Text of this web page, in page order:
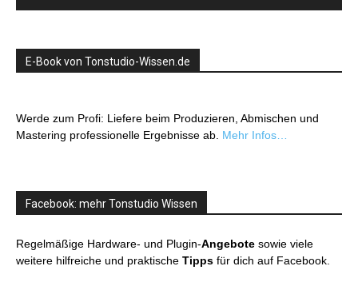
E-Book von Tonstudio-Wissen.de
Werde zum Profi: Liefere beim Produzieren, Abmischen und
Mastering professionelle Ergebnisse ab. Mehr Infos…
Facebook: mehr Tonstudio Wissen
Regelmäßige Hardware- und Plugin-Angebote sowie viele
weitere hilfreiche und praktische Tipps für dich auf Facebook.